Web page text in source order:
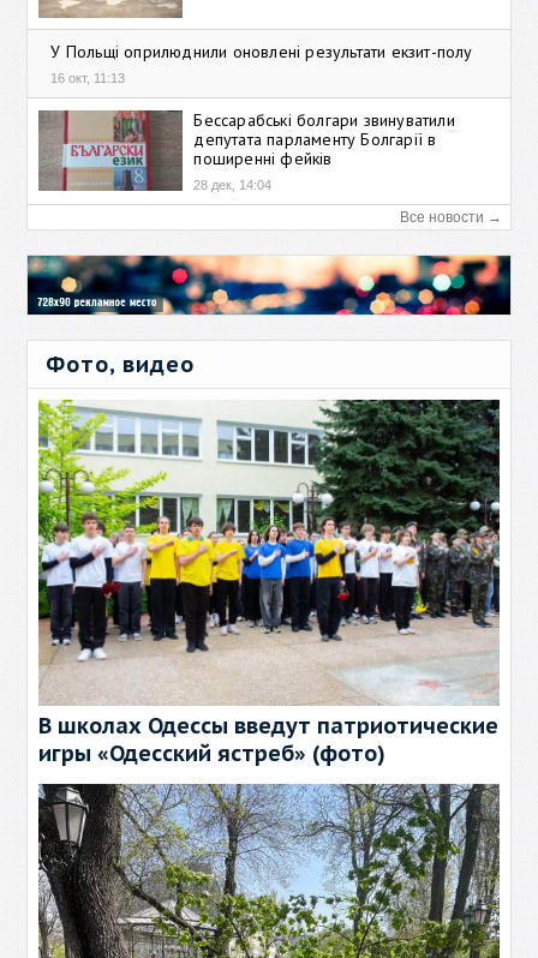
У Польщі оприлюднили оновлені результати екзит-полу
16 окт, 11:13
Бессарабські болгари звинуватили
депутата парламенту Болгарії в
поширенні фейків
28 дек, 14:04
Все новости →
Фото, видео
В школах Одессы введут патриотические
игры «Одесский ястреб» (фото)